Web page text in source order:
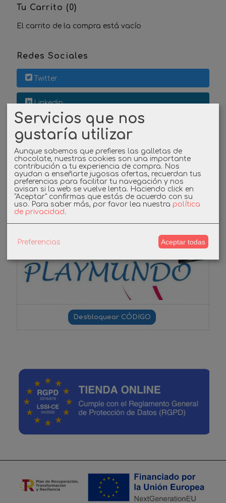
Tu Carrito (0)
El carrito de la compra está vacío
Redes Sociales
Twitter
Linkedin
Instagram
Facebook
Cupones
DESCUENTO BIENVENIDA
-3%
Servicios que nos
gustaría utilizar
Aunque sabemos que prefieres las galletas de
chocolate, nuestras cookies son una importante
contribución a tu experiencia de compra. Nos
ayudan a enseñarte jugosas ofertas, recuerdan tus
preferencias para facilitar tu navegación y nos
avisan si la web se vuelve lenta. Haciendo click en
"Aceptar" confirmas que estás de acuerdo con su
uso. Para saber más, por favor lea nuestra política
de privacidad.
Preferencias Aceptar todas